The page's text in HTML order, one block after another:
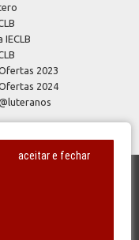
IECLB
2023
2024
- IECLB - Igreja
- Portal Luteranos -
aceitar e fechar